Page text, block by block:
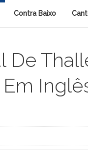
Contra Baixo
De